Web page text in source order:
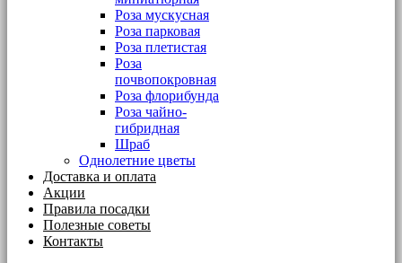
Роза мускусная
Роза парковая
Роза плетистая
Роза
почвопокровная
Роза флорибунда
Роза чайно-
гибридная
Шраб
Однолетние цветы
Доставка и оплата
Акции
Правила посадки
Полезные советы
Контакты